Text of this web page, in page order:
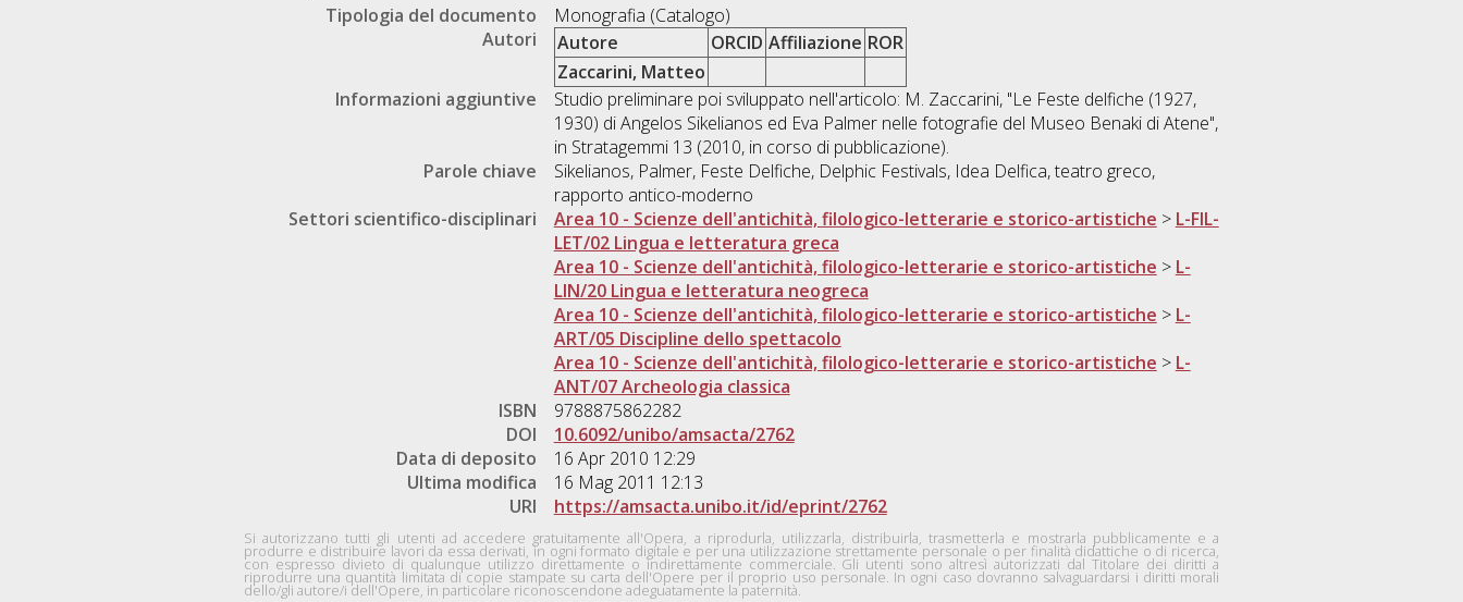
Tipologia del documento
Monografia (Catalogo)
Autori
Autore ORCID Affiliazione ROR
Zaccarini, Matteo
Informazioni aggiuntive
Studio preliminare poi sviluppato nell'articolo: M. Zaccarini, "Le Feste delfiche (1927,
1930) di Angelos Sikelianos ed Eva Palmer nelle fotografie del Museo Benaki di Atene",
in Stratagemmi 13 (2010, in corso di pubblicazione).
Parole chiave
Sikelianos, Palmer, Feste Delfiche, Delphic Festivals, Idea Delfica, teatro greco,
rapporto antico-moderno
Settori scientifico-disciplinari
Area 10 - Scienze dell'antichità, filologico-letterarie e storico-artistiche > L-FIL-
LET/02 Lingua e letteratura greca
Area 10 - Scienze dell'antichità, filologico-letterarie e storico-artistiche > L-
LIN/20 Lingua e letteratura neogreca
Area 10 - Scienze dell'antichità, filologico-letterarie e storico-artistiche > L-
ART/05 Discipline dello spettacolo
Area 10 - Scienze dell'antichità, filologico-letterarie e storico-artistiche > L-
ANT/07 Archeologia classica
ISBN
9788875862282
DOI
10.6092/unibo/amsacta/2762
Data di deposito
16 Apr 2010 12:29
Ultima modifica
16 Mag 2011 12:13
URI
https://amsacta.unibo.it/id/eprint/2762
Si autorizzano tutti gli utenti ad accedere gratuitamente all'Opera, a riprodurla, utilizzarla, distribuirla, trasmetterla e mostrarla pubblicamente e a
produrre e distribuire lavori da essa derivati, in ogni formato digitale e per una utilizzazione strettamente personale o per finalità didattiche o di ricerca,
con espresso divieto di qualunque utilizzo direttamente o indirettamente commerciale. Gli utenti sono altresì autorizzati dal Titolare dei diritti a
riprodurre una quantità limitata di copie stampate su carta dell'Opere per il proprio uso personale. In ogni caso dovranno salvaguardarsi i diritti morali
dello/gli autore/i dell'Opere, in particolare riconoscendone adeguatamente la paternità.